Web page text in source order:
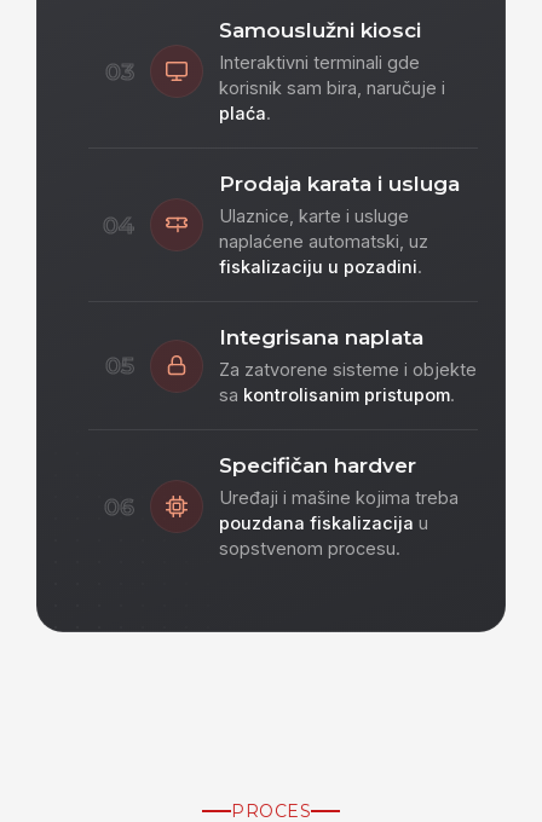
03
Samouslužni kiosci
Interaktivni terminali gde
korisnik sam bira, naručuje i
plaća.
04
Prodaja karata i usluga
Ulaznice, karte i usluge
naplaćene automatski, uz
fiskalizaciju u pozadini.
05
Integrisana naplata
Za zatvorene sisteme i objekte
sa kontrolisanim pristupom.
06
Specifičan hardver
Uređaji i mašine kojima treba
pouzdana fiskalizacija u
sopstvenom procesu.
PROCES